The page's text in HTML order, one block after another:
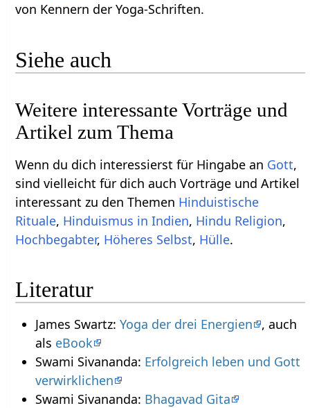
von Kennern der Yoga-Schriften.
Siehe auch
Weitere interessante Vorträge und
Artikel zum Thema
Wenn du dich interessierst für Hingabe an Gott,
sind vielleicht für dich auch Vorträge und Artikel
interessant zu den Themen Hinduistische
Rituale, Hinduismus in Indien, Hindu Religion,
Hochbegabter, Höheres Selbst, Hülle.
Literatur
James Swartz: Yoga der drei Energien
, auch
als eBook
Swami Sivananda: Erfolgreich leben und Gott
verwirklichen
Swami Sivananda: Bhagavad Gita